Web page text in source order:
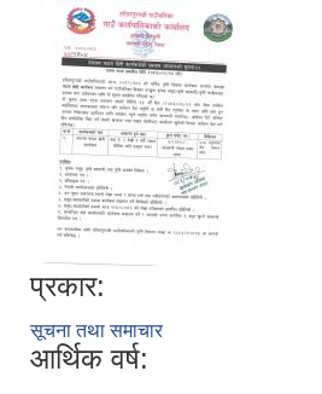
प्रकार:
सूचना तथा समाचार
आर्थिक वर्ष: